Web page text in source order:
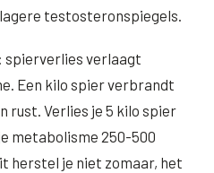
testosteronspiegels.
spierverlies verlaagt
Een kilo spier verbrandt
rust. Verlies je 5 kilo spier
metabolisme 250-500
herstel je niet zomaar, het